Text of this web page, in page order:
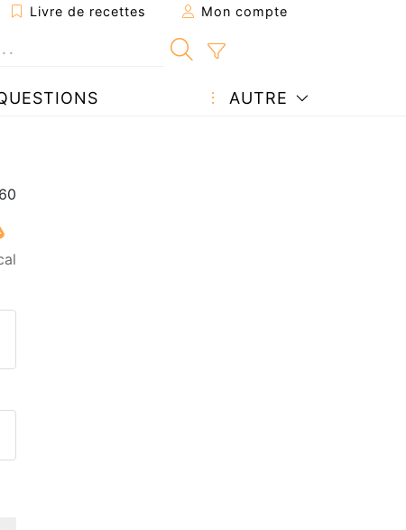
Livre de recettes Mon compte
AUTRE
à un ami
page
une question à l'auteur
votre photo de cette